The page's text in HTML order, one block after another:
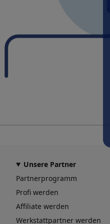
Unsere Partner
Partnerprogramm
Profi werden
Affiliate werden
Werkstattpartner werden